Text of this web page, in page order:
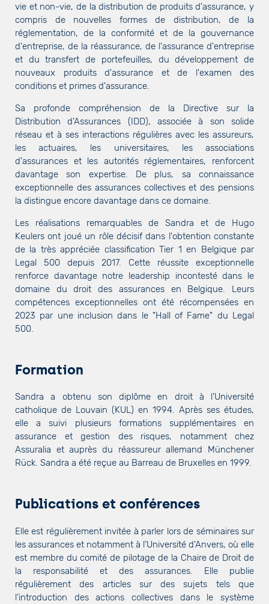
vie et non-vie, de la distribution de produits d'assurance, y
compris de nouvelles formes de distribution, de la
réglementation, de la conformité et de la gouvernance
d'entreprise, de la réassurance, de l'assurance d'entreprise
et du transfert de portefeuilles, du développement de
nouveaux produits d'assurance et de l'examen des
conditions et primes d'assurance.
Sa profonde compréhension de la Directive sur la
Distribution d'Assurances (IDD), associée à son solide
réseau et à ses interactions régulières avec les assureurs,
les actuaires, les universitaires, les associations
d'assurances et les autorités réglementaires, renforcent
davantage son expertise. De plus, sa connaissance
exceptionnelle des assurances collectives et des pensions
la distingue encore davantage dans ce domaine.
Les réalisations remarquables de Sandra et de Hugo
Keulers ont joué un rôle décisif dans l'obtention constante
de la très appréciée classification Tier 1 en Belgique par
Legal 500 depuis 2017. Cette réussite exceptionnelle
renforce davantage notre leadership incontesté dans le
domaine du droit des assurances en Belgique. Leurs
compétences exceptionnelles ont été récompensées en
2023 par une inclusion dans le "Hall of Fame" du Legal
500.
Formation
Sandra a obtenu son diplôme en droit à l’Université
catholique de Louvain (KUL) en 1994. Après ses études,
elle a suivi plusieurs formations supplémentaires en
assurance et gestion des risques, notamment chez
Assuralia et auprès du réassureur allemand Münchener
Rück. Sandra a été reçue au Barreau de Bruxelles en 1999.
Publications et conférences
Elle est régulièrement invitée à parler lors de séminaires sur
les assurances et notamment à l’Université d’Anvers, où elle
est membre du comité de pilotage de la Chaire de Droit de
la responsabilité et des assurances. Elle publie
régulièrement des articles sur des sujets tels que
l’introduction des actions collectives dans le système